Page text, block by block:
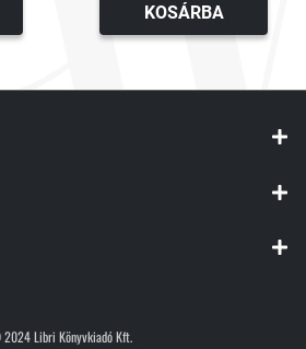
KOSÁRBA
Libri Könyvkiadó Kft.